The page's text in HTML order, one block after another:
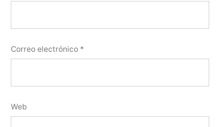
Correo electrónico *
Web